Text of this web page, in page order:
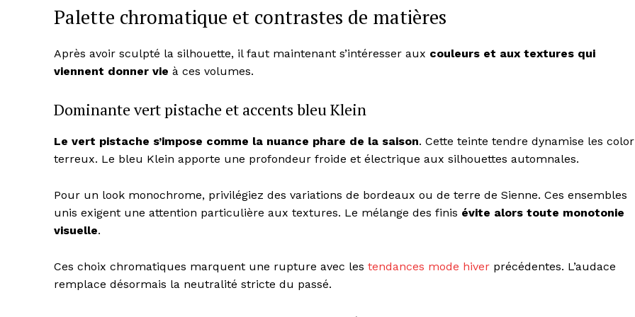
Palette chromatique et contrastes de matières
Après avoir sculpté la silhouette, il faut maintenant s’intéresser aux couleurs et aux textures qui
viennent donner vie à ces volumes.
Dominante vert pistache et accents bleu Klein
Le vert pistache s’impose comme la nuance phare de la saison. Cette teinte tendre dynamise les
terreux. Le bleu Klein apporte une profondeur froide et électrique aux silhouettes automnales.
Pour un look monochrome, privilégiez des variations de bordeaux ou de terre de Sienne. Ces ensembles
unis exigent une attention particulière aux textures. Le mélange des finis évite alors toute monotonie
visuelle.
Ces choix chromatiques marquent une rupture avec les tendances mode hiver précédentes. L’audace
remplace désormais la neutralité stricte du passé.